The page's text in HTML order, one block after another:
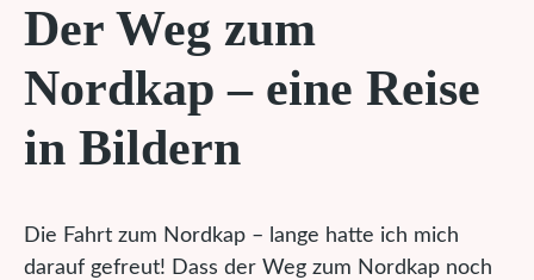
Der Weg zum
Nordkap – eine Reise
in Bildern
Die Fahrt zum Nordkap – lange hatte ich mich
darauf gefreut! Dass der Weg zum Nordkap noch